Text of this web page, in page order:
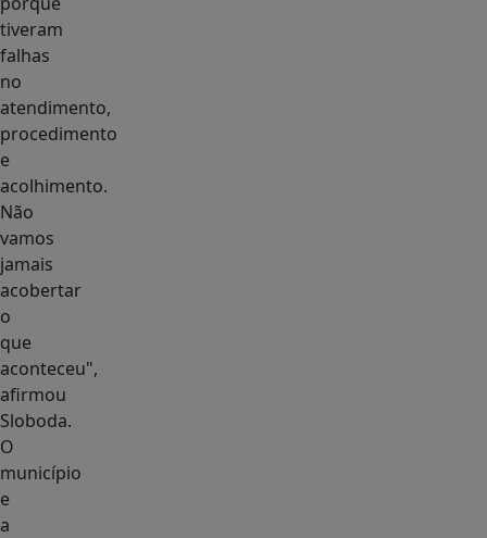
tiveram
falhas
no
atendimento,
procedimento
e
acolhimento.
Não
vamos
jamais
acobertar
o
que
aconteceu",
afirmou
Sloboda.
O
município
e
a